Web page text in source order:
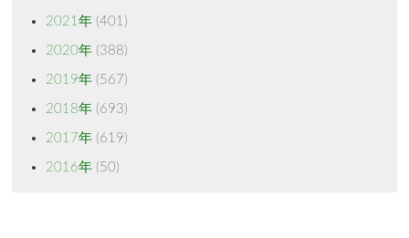
2021年(401)
2020年(388)
2019年(567)
2018年(693)
2017年(619)
2016年(50)